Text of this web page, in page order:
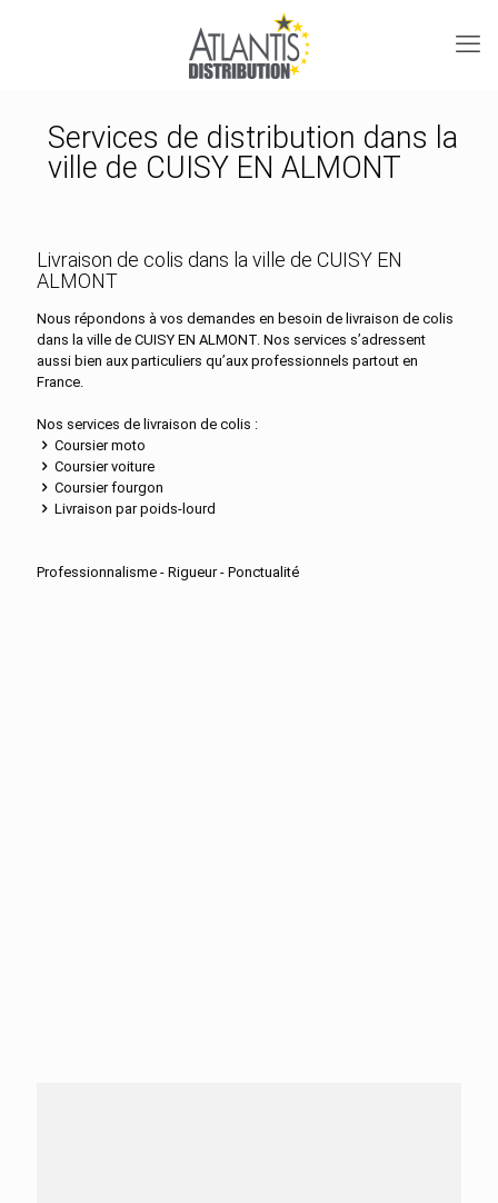
Services de distribution dans la
ville de CUISY EN ALMONT
Livraison de colis dans la ville de CUISY EN
ALMONT
Nous répondons à vos demandes en besoin de livraison de colis
dans la ville de CUISY EN ALMONT. Nos services s’adressent
aussi bien aux particuliers qu’aux professionnels partout en
France.
Nos services de livraison de colis :
Coursier moto
Coursier voiture
Coursier fourgon
Livraison par poids-lourd
Professionnalisme - Rigueur - Ponctualité